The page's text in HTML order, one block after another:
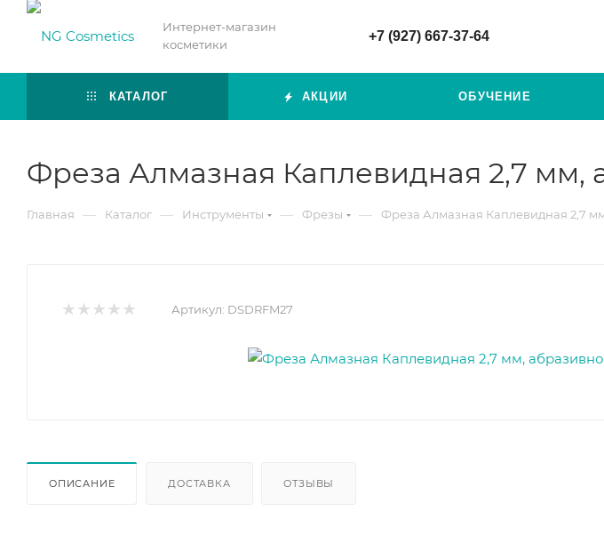
Интернет-магазин
косметики
+7 (927) 667-37-64
КАТАЛОГ АКЦИИ ОБУЧЕНИЕ
Фреза Алмазная Каплевидная 2,7 мм,
Главная — Каталог — Инструменты — Фрезы — Фреза Алмазная Каплевидная 2,7
Артикул: DSDRFM27
ОПИСАНИЕ ДОСТАВКА ОТЗЫВЫ